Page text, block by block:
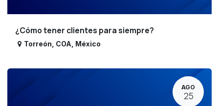
¿Cómo tener clientes para siempre?
Torreón COA México
AGO
25